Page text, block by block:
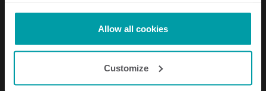
not be available without them.
Kamstrup makes use of third-party cookies. A third-party
cookie is installed by someone other than us, such as
analysis programmes.
You can at any time change or withdraw your consent
Allow all cookies
Customize
flowIQ® 2200